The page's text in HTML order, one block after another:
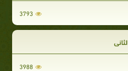
3793
3988